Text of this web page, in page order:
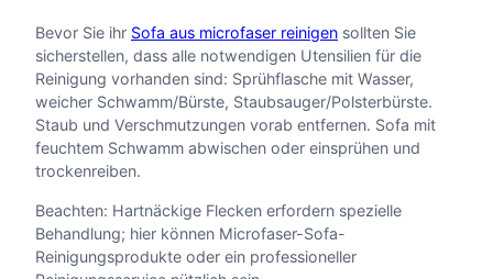
Bevor Sie ihr Sofa aus microfaser reinigen sollten Sie
sicherstellen, dass alle notwendigen Utensilien für die
Reinigung vorhanden sind: Sprühflasche mit Wasser,
weicher Schwamm/Bürste, Staubsauger/Polsterbürste.
Staub und Verschmutzungen vorab entfernen. Sofa mit
feuchtem Schwamm abwischen oder einsprühen und
trockenreiben.
Beachten: Hartnäckige Flecken erfordern spezielle
Behandlung; hier können Microfaser-Sofa-
Reinigungsprodukte oder ein professioneller